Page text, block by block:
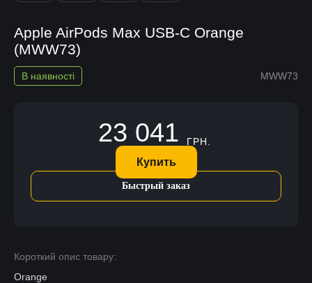
Apple AirPods Max USB-C Orange
(MWW73)
MWW73
В наявності
Короткий опис товару:
Orange
23 041 ГРН.
Купить
Быстрый заказ